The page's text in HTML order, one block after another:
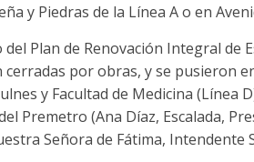
y Piedras de la Línea A o en
del Plan de Renovación Integral de
por obras, y se pusieron
y Facultad de Medicina (Línea
Premetro (Ana Díaz, Escalada,
Señora de Fátima, Intendente